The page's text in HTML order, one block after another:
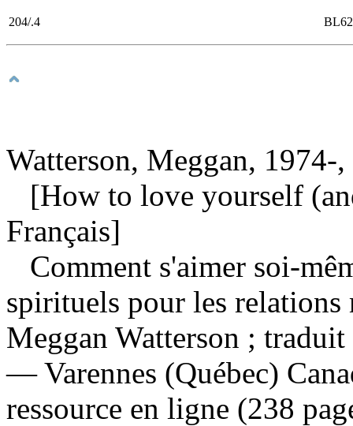
204/.4
Watterson, Meggan, 1974-,
[How to love yourself
Français]
Comment s'aimer soi-
spirituels pour les relations
Meggan Watterson ;
— Varennes (Québec)
ressource en ligne (238